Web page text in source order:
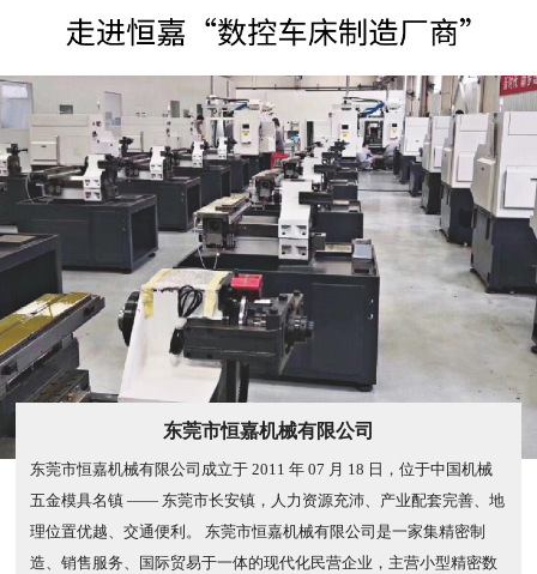
东莞市恒嘉机械有限公司
东莞市恒嘉机械有限公司成立于 2011 年 07 月 18 日，位于中国机械
五金模具名镇 —— 东莞市长安镇，人力资源充沛、产业配套完善、地
理位置优越、交通便利。 东莞市恒嘉机械有限公司是一家集精密制
造、销售服务、国际贸易于一体的现代化民营企业，主营小型精密数